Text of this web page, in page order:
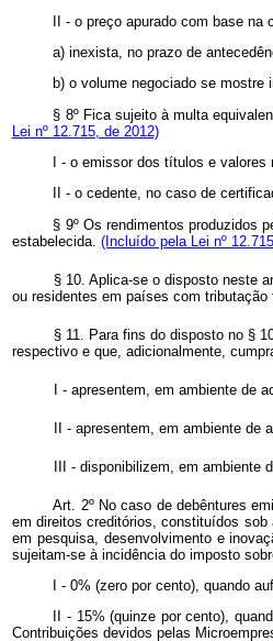
II - o preço apurado com base na
a) inexista, no prazo de
b) o volume negociado se
§ 8º Fica sujeito à multa
Lei nº 12.715, de 2012)
I - o emissor dos títulos e
II - o cedente, no caso de
§ 9º Os rendimentos produzidos
estabelecida. (Incluído pela Lei nº
§ 10. Aplica-se o disposto neste
ou residentes em países com
§ 11. Para fins do disposto no §
respectivo e que, adicionalmente,
I - apresentem, em ambiente de
II - apresentem, em ambiente de
III - disponibilizem, em ambiente
Art. 2º No caso de debêntures
em direitos creditórios, constituídos
em pesquisa, desenvolvimento e
sujeitam-se à incidência do imposto
I - 0% (zero por cento), quando
II - 15% (quinze por cento),
Contribuições devidos pelas